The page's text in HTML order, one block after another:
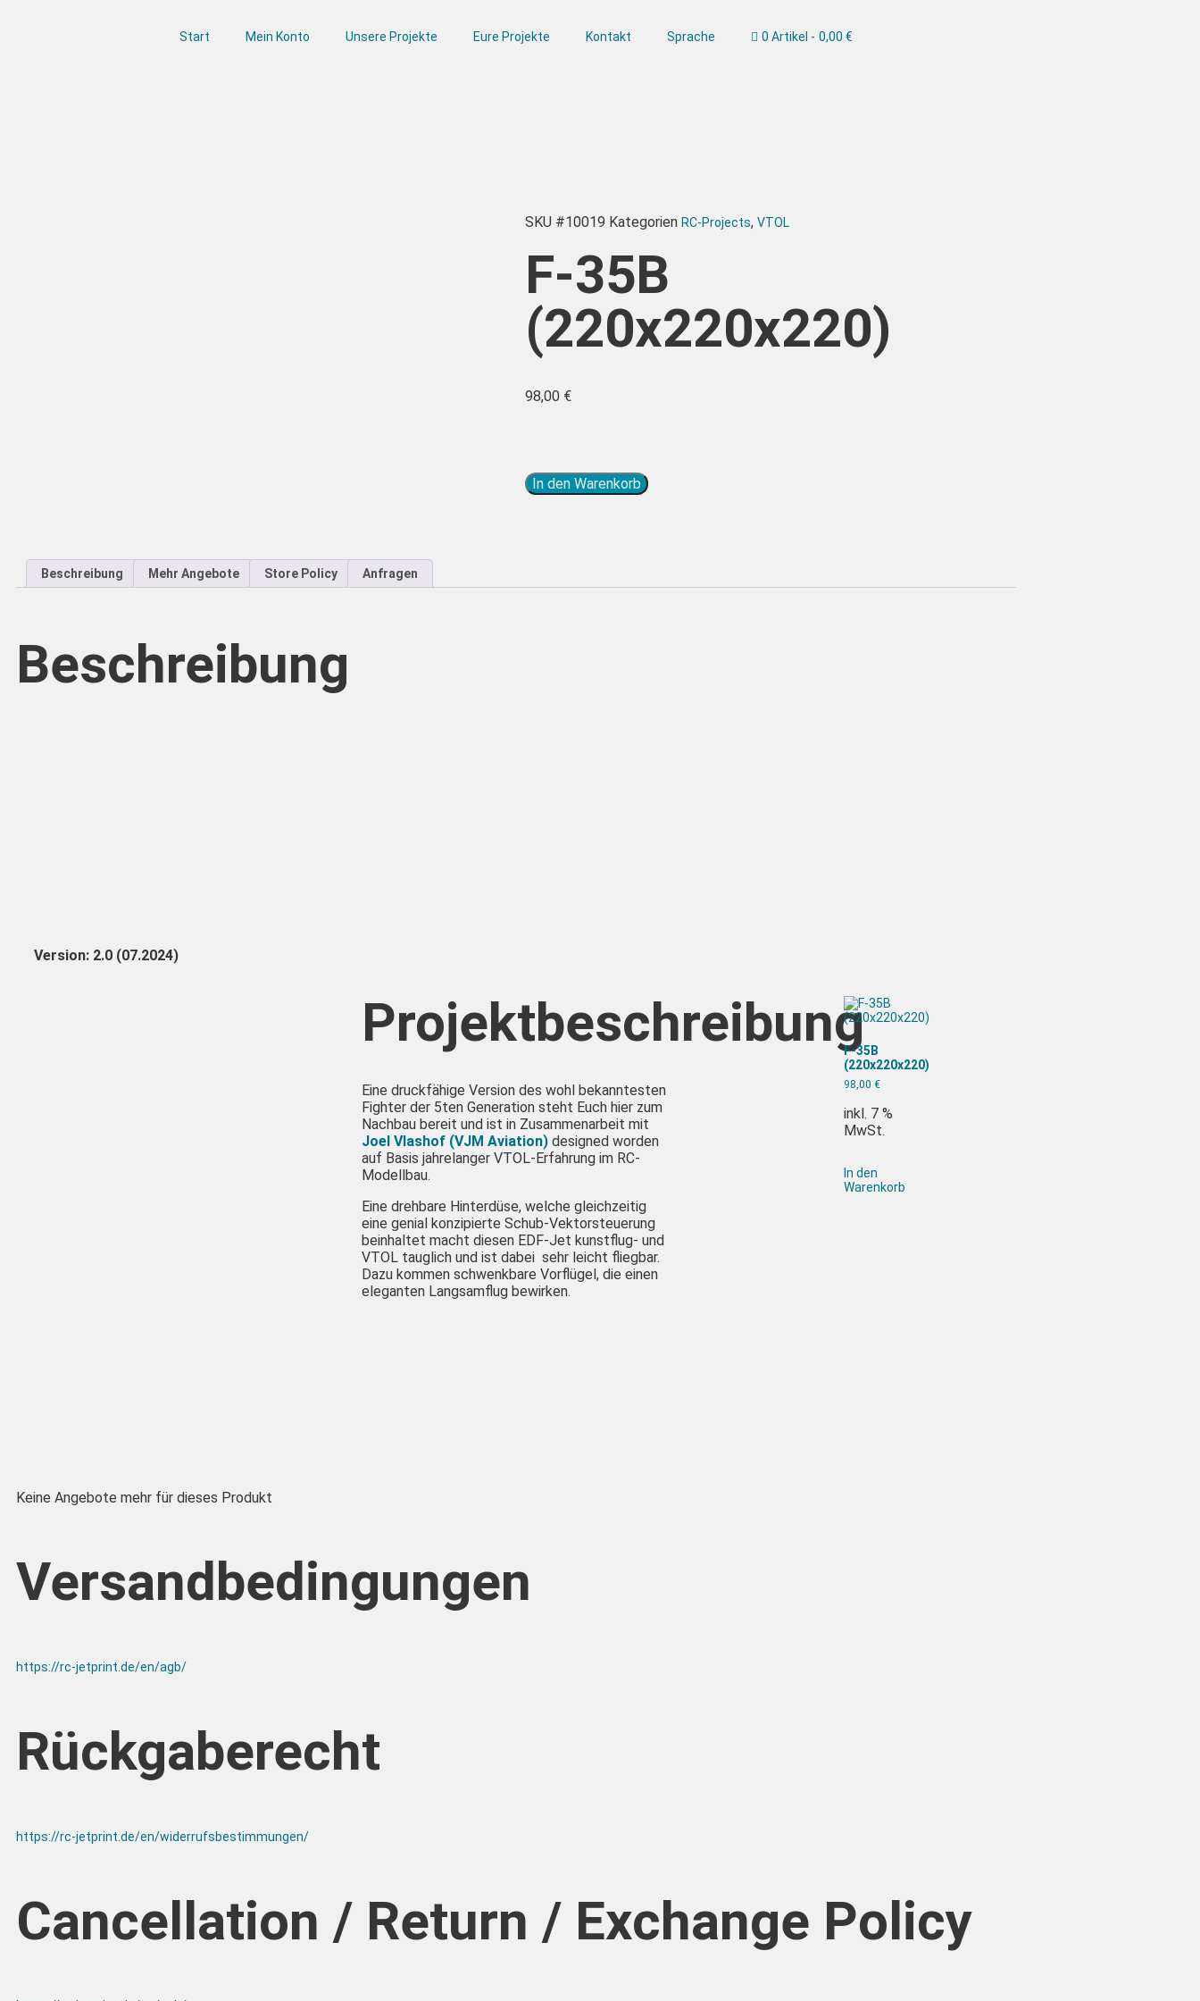
Start Mein Konto Unsere Projekte Eure Projekte Kontakt Sprache 0 Artikel 0,00 €
SKU #10019 Kategorien RC-Projects, VTOL
F-35B
(220x220x220)
98,00 €
In den Warenkorb
Beschreibung Mehr Angebote Store Policy Anfragen
Beschreibung
Version: 2.0 (07.2024)
Projektbeschreibung
Eine druckfähige Version des wohl bekanntesten
Fighter der 5ten Generation steht Euch hier zum
Nachbau bereit und ist in Zusammenarbeit mit
Joel Vlashof (VJM Aviation) designed worden
auf Basis jahrelanger VTOL-Erfahrung im RC-
Modellbau.
Eine drehbare Hinterdüse, welche gleichzeitig
eine genial konzipierte Schub-Vektorsteuerung
beinhaltet macht diesen EDF-Jet kunstflug- und
VTOL tauglich und ist dabei sehr leicht fliegbar.
Dazu kommen schwenkbare Vorflügel, die einen
eleganten Langsamflug bewirken.
F-35B
(220x220x220)
98,00 €
inkl. 7 %
MwSt.
In den
Warenkorb
Keine Angebote mehr für dieses Produkt
Versandbedingungen
https://rc-jetprint.de/en/agb/
Rückgaberecht
https://rc-jetprint.de/en/widerrufsbestimmungen/
Cancellation / Return / Exchange Policy